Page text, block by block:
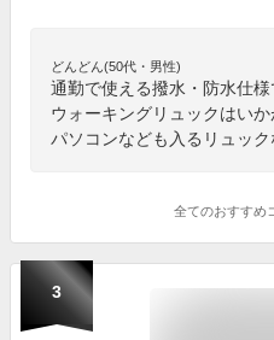
どんどん(50代・男性)
通勤で使える撥水・防水仕
ウォーキングリュックはい
パソコンなども入るリュック
全てのおすすめ
3